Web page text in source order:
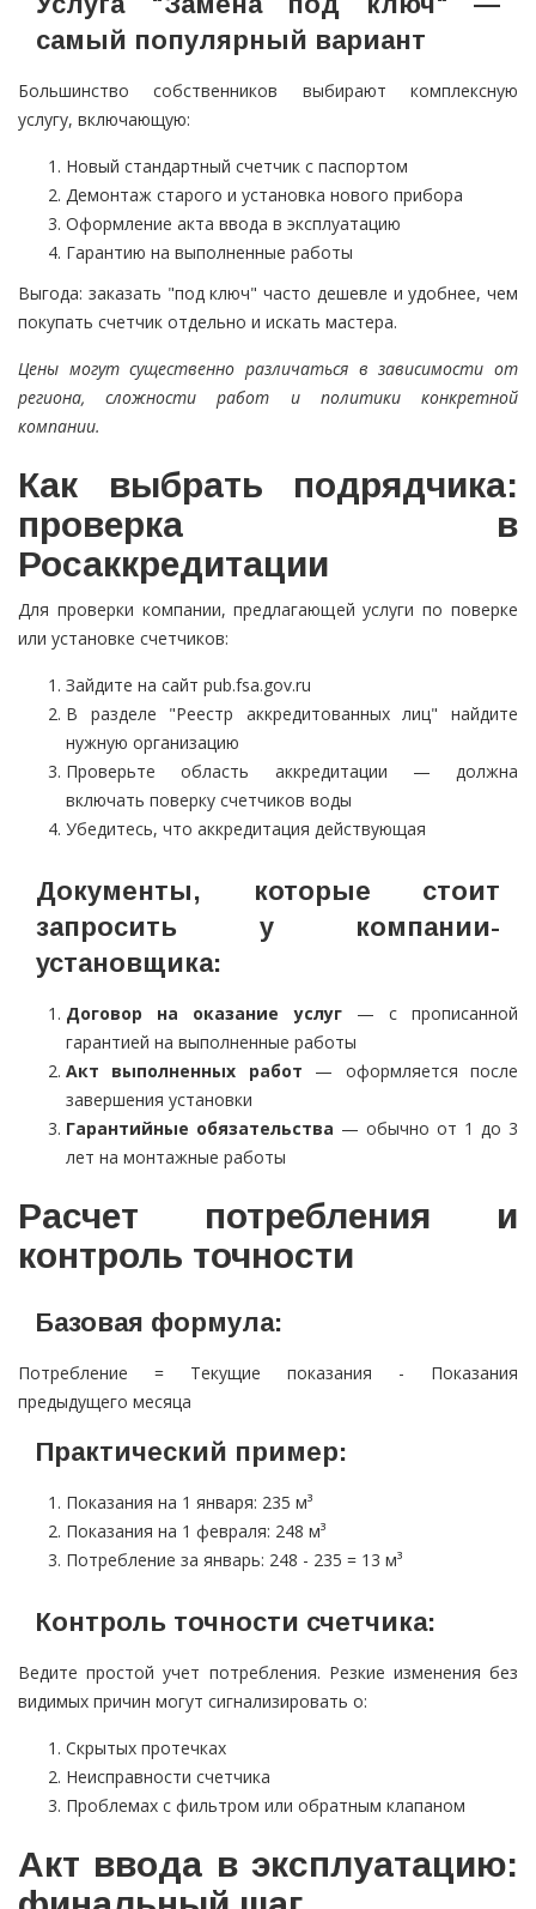
самый популярный вариант
Большинство собственников выбирают комплексную
услугу, включающую:
Новый стандартный счетчик с паспортом
Демонтаж старого и установка нового прибора
Оформление акта ввода в эксплуатацию
Гарантию на выполненные работы
Выгода: заказать "под ключ" часто дешевле и удобнее, чем
покупать счетчик отдельно и искать мастера.
Цены могут существенно различаться в зависимости от
региона, сложности работ и политики конкретной
компании.
Как выбрать подрядчика:
проверка в
Росаккредитации
Для проверки компании, предлагающей услуги по поверке
или установке счетчиков:
Зайдите на сайт pub.fsa.gov.ru
В разделе "Реестр аккредитованных лиц" найдите
нужную организацию
Проверьте область аккредитации — должна
включать поверку счетчиков воды
Убедитесь, что аккредитация действующая
Документы, которые стоит
запросить у компании-
установщика:
Договор на оказание услуг— с прописанной
гарантией на выполненные работы
Акт выполненных работ — оформляется после
завершения установки
Гарантийные обязательства — обычно от 1 до 3
лет на монтажные работы
Расчет потребления и
контроль точности
Базовая формула:
Потребление = Текущие показания - Показания
предыдущего месяца
Практический пример:
Показания на 1 января: 235 м³
Показания на 1 февраля: 248 м³
Потребление за январь: 248 - 235 = 13 м³
Контроль точности счетчика:
Ведите простой учет потребления. Резкие изменения без
видимых причин могут сигнализировать о:
Скрытых протечках
Неисправности счетчика
Проблемах с фильтром или обратным клапаном
Акт ввода в эксплуатацию: